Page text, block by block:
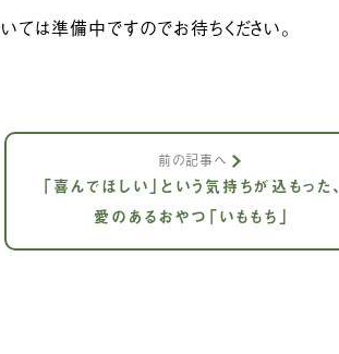
ては準備中ですのでお待ちください。
前の記事へ
「喜んでほしい」という気持ちが込もった、
愛のあるおやつ「いももち」